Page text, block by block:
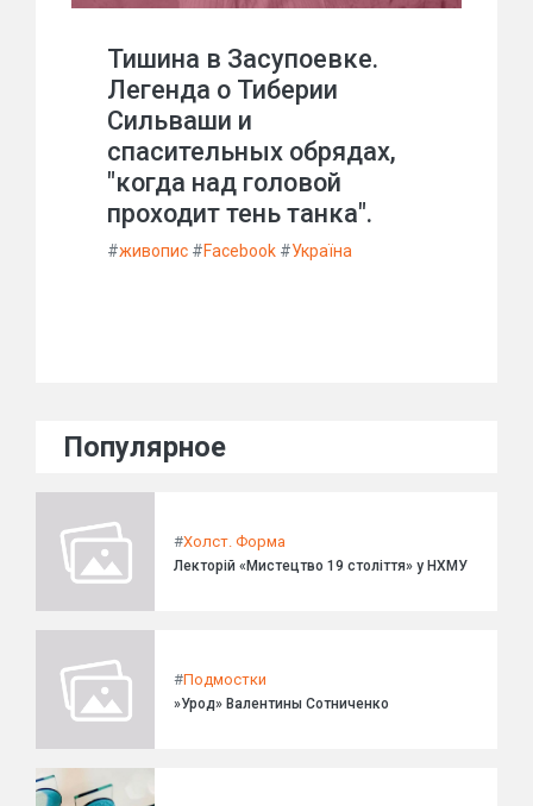
Тишина в Засупоевке.
Легенда о Тиберии
Сильваши и
спасительных обрядах,
"когда над головой
проходит тень танка".
#живопис #Facebook #Україна
Популярное
#Холст. Форма
Лекторій «Мистецтво 19 століття» у НХМУ
#Подмостки
»Урод» Валентины Сотниченко